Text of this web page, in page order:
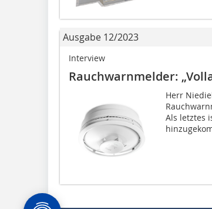
Ausgabe 12/2023
Interview
Rauchwarnmelder:
Herr
Als letztes